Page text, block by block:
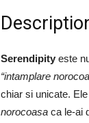
Serendipity este
“intamplare
chiar si unicate.
norocoasa ca le-ai